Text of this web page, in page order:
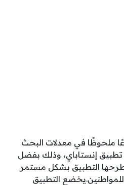
ملحوظًا في معدلات البحث
إنستاباي، وذلك بفضل
التطبيق بشكل مستمر
للمواطنين.يخضع التطبيق